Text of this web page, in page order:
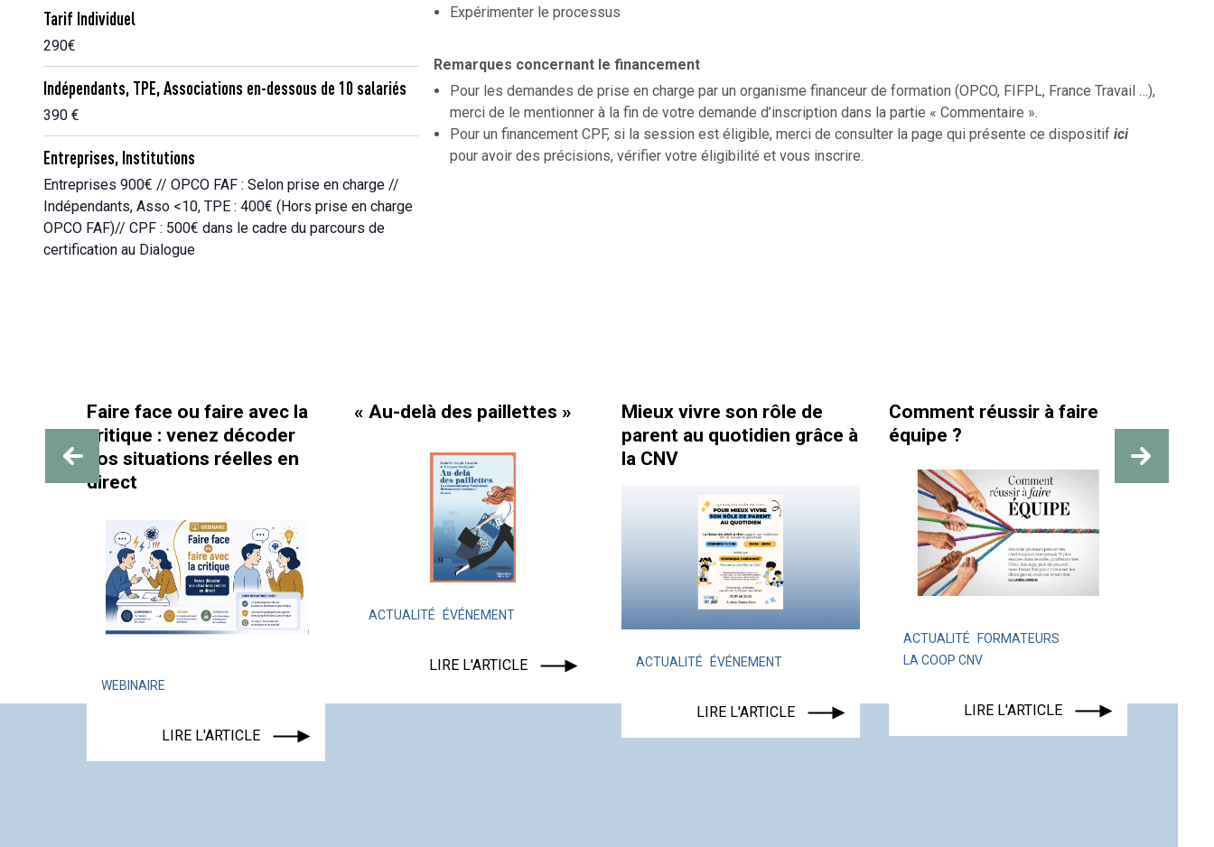
Tarif Individuel
290€
Indépendants, TPE, Associations en-dessous de 10 salariés
390 €
Entreprises, Institutions
Entreprises 900€ // OPCO FAF : Selon prise en charge //
Indépendants, Asso <10, TPE : 400€ (Hors prise en charge
OPCO FAF)// CPF : 500€ dans le cadre du parcours de
certification au Dialogue
Expérimenter le processus
Remarques concernant le financement
Pour les demandes de prise en charge par un organisme financeur de formation (OPCO, FIFPL, France Travail …),
merci de le mentionner à la fin de votre demande d’inscription dans la partie « Commentaire ».
Pour un financement CPF, si la session est éligible, merci de consulter la page qui présente ce dispositif ici
pour avoir des précisions, vérifier votre éligibilité et vous inscrire.
Faire face ou faire avec la
critique : venez décoder
vos situations réelles en
direct
WEBINAIRE
LIRE L'ARTICLE
« Au-delà des paillettes »
ACTUALITÉ ÉVÉNEMENT
LIRE L'ARTICLE
Mieux vivre son rôle de
parent au quotidien grâce à
la CNV
ACTUALITÉ ÉVÉNEMENT
LIRE L'ARTICLE
Comment réussir à faire
équipe ?
ACTUALITÉ
FORMATEURS
LA COOP CNV
LIRE L'ARTICLE
travail